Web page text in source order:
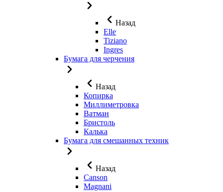
Назад
Elle
Tiziano
Ingres
Бумага для черчения
Назад
Копирка
Миллиметровка
Ватман
Бристоль
Калька
Бумага для смешанных техник
Назад
Canson
Magnani